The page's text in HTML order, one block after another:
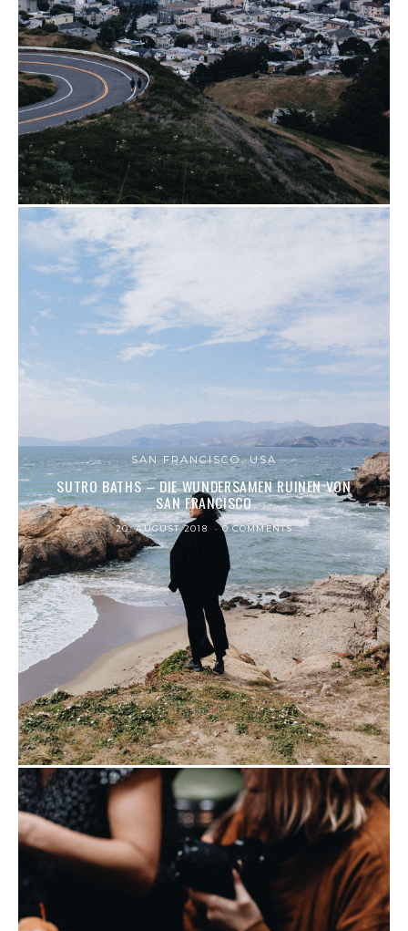
SAN FRANCISCO, USA
SUTRO BATHS – DIE WUNDERSAMEN RUINEN VON
SAN FRANCISCO
20. AUGUST 2018 0 COMMENTS